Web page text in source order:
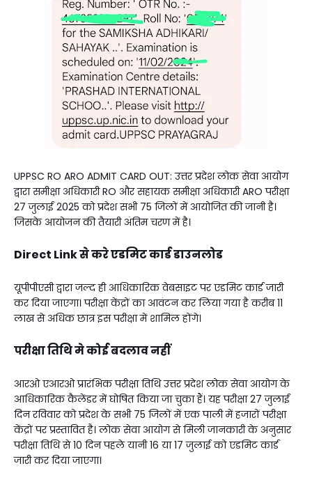
UPPSC RO ARO ADMIT CARD OUT: उत्तर प्रदेश लोक सेवा आयोग
द्वारा समीक्षा अधिकारी RO और सहायक समीक्षा अधिकारी ARO परीक्षा
27 जुलाई 2025 को प्रदेश सभी 75 जिलों में आयोजित की जानी है।
जिसके आयोजन की तैयारी अंतिम चरण में है।
Direct Link से करे एडमिट कार्ड डाउनलोड
यूपीपीएसी द्वारा जल्द ही आधिकारिक वेबसाइट पर एडमिट कार्ड जारी
कर दिया जाएगा। परीक्षा केंद्रों का आवंटन कर लिया गया है करीब 11
लाख से अधिक छात्र इस परीक्षा में शामिल होंगे।
परीक्षा तिथि मे कोई बदलाव नहीं
आरओ एआरओ प्रारंभिक परीक्षा तिथि उत्तर प्रदेश लोक सेवा आयोग के
आधिकारिक कैलेंडर में घोषित किया जा चुका हैं। यह परीक्षा 27 जुलाई
दिन रविवार को प्रदेश के सभी 75 जिलों में एक पाली में हजारों परीक्षा
केंद्रों पर प्रस्तावित है। लोक सेवा आयोग से मिली जानकारी के अनुसार
परीक्षा तिथि से 10 दिन पहले यानी 16 या 17 जुलाई को एडमिट कार्ड
जारी कर दिया जाएगा।